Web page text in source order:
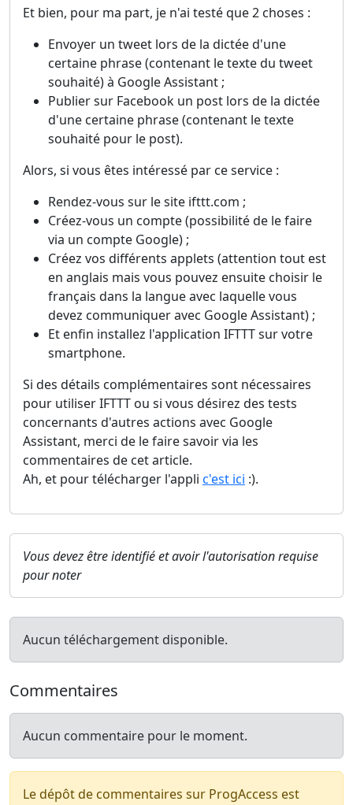
Et bien, pour ma part, je n'ai testé que 2 choses :
Envoyer un tweet lors de la dictée d'une
certaine phrase (contenant le texte du tweet
souhaité) à Google Assistant ;
Publier sur Facebook un post lors de la dictée
d'une certaine phrase (contenant le texte
souhaité pour le post).
Alors, si vous êtes intéressé par ce service :
Rendez-vous sur le site ifttt.com ;
Créez-vous un compte (possibilité de le faire
via un compte Google) ;
Créez vos différents applets (attention tout est
en anglais mais vous pouvez ensuite choisir le
français dans la langue avec laquelle vous
devez communiquer avec Google Assistant) ;
Et enfin installez l'application IFTTT sur votre
smartphone.
Si des détails complémentaires sont nécessaires
pour utiliser IFTTT ou si vous désirez des tests
concernants d'autres actions avec Google
Assistant, merci de le faire savoir via les
commentaires de cet article.
Ah, et pour télécharger l'appli c'est ici :).
Vous devez être identifié et avoir l'autorisation requise
pour noter
Aucun téléchargement disponible.
Commentaires
Aucun commentaire pour le moment.
Le dépôt de commentaires sur ProgAccess est